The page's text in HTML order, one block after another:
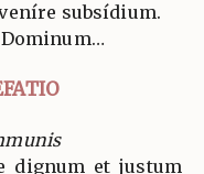
subsídium.
dignum et justum